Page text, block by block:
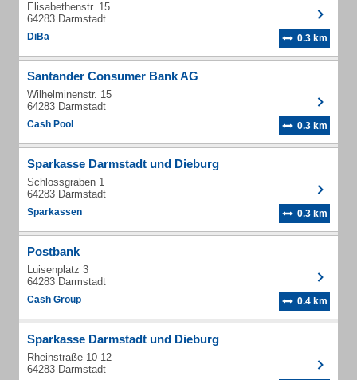
Elisabethenstr. 15
64283 Darmstadt
DiBa 0.3 km
Santander Consumer Bank AG
Wilhelminenstr. 15
64283 Darmstadt
Cash Pool 0.3 km
Sparkasse Darmstadt und Dieburg
Schlossgraben 1
64283 Darmstadt
Sparkassen 0.3 km
Postbank
Luisenplatz 3
64283 Darmstadt
Cash Group 0.4 km
Sparkasse Darmstadt und Dieburg
Rheinstraße 10-12
64283 Darmstadt